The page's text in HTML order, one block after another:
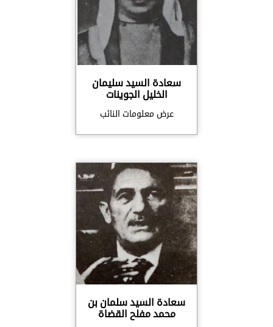
سعادة السيد سليمان
الخليل الجوينات
عرض معلومات النائب
سعادة السيد سلمان بن
محمد مفلح القضاة